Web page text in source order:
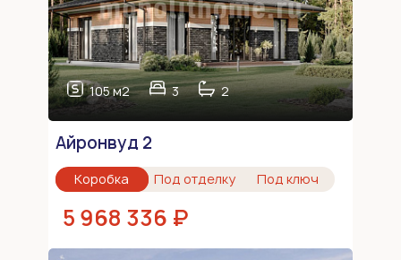
105 м2 3 2
Айронвуд 2
Коробка Под отделку Под ключ
5 968 336 ₽